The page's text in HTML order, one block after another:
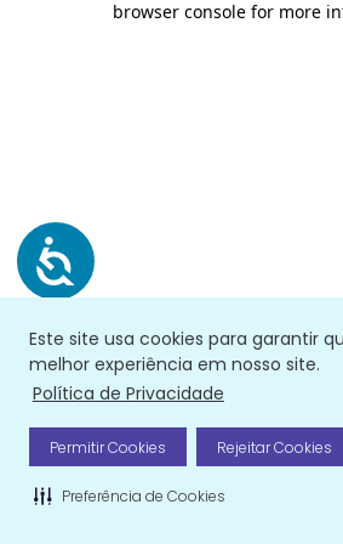
Este site usa cookies para garantir
melhor experiência em nosso site.
Política de Privacidade
Permitir Cookies Rejeitar Cookies
Preferência de Cookies
browser console for more